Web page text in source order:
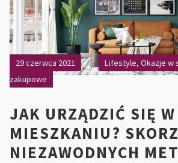
29 czerwca 2021 Lifestyle, Okazje w
zakupowe
JAK URZĄDZIĆ SIĘ W
MIESZKANIU?
NIEZAWODNYCH